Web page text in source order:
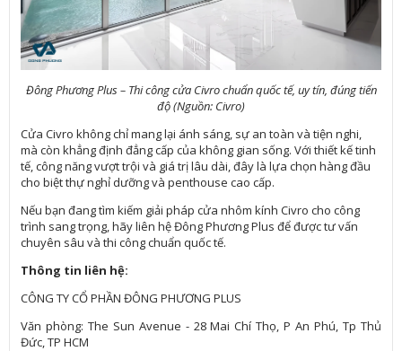
Đông Phương Plus – Thi công cửa Civro chuẩn quốc tế, uy tín, đúng tiến
độ (Nguồn: Civro)
Cửa Civro không chỉ mang lại ánh sáng, sự an toàn và tiện nghi,
mà còn khẳng định đẳng cấp của không gian sống. Với thiết kế tinh
tế, công năng vượt trội và giá trị lâu dài, đây là lựa chọn hàng đầu
cho biệt thự nghỉ dưỡng và penthouse cao cấp.
Nếu bạn đang tìm kiếm giải pháp cửa nhôm kính Civro cho công
trình sang trọng, hãy liên hệ Đông Phương Plus để được tư vấn
chuyên sâu và thi công chuẩn quốc tế.
Thông tin liên hệ:
CÔNG TY CỔ PHẦN ĐÔNG PHƯƠNG PLUS
Văn phòng: The Sun Avenue - 28 Mai Chí Thọ, P An Phú, Tp Thủ
Đức, TP HCM